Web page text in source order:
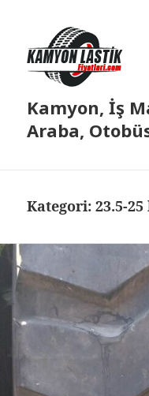
Kamyon, İş
Araba,
Kategori:23.5-